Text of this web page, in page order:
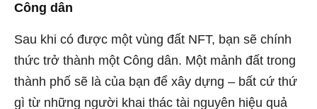
Công dân
Sau khi có được một vùng đất NFT, bạn sẽ chính
thức trở thành một Công dân. Một mảnh đất trong
thành phố sẽ là của bạn để xây dựng – bất cứ thứ
gì từ những người khai thác tài nguyên hiệu quả